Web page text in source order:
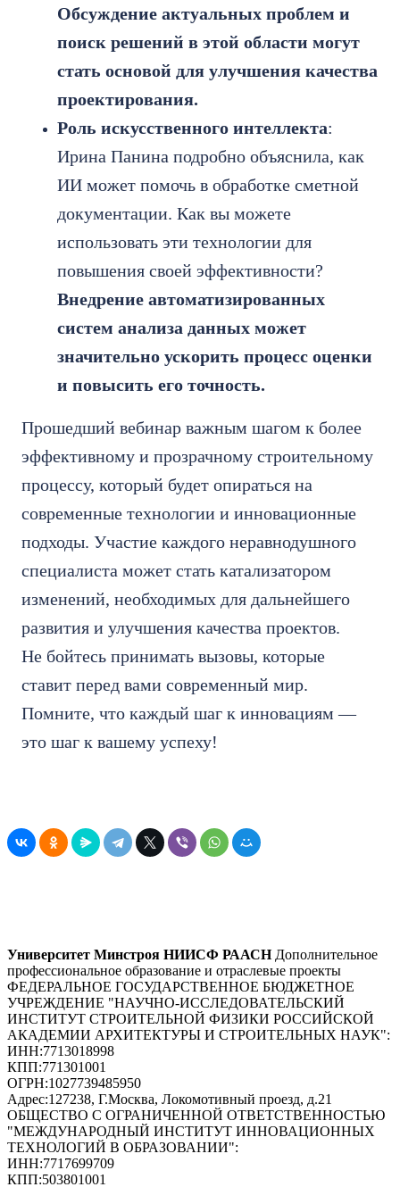
Обсуждение актуальных проблем и
поиск решений в этой области могут
стать основой для улучшения качества
проектирования.
Роль искусственного интеллекта:
Ирина Панина подробно объяснила, как
ИИ может помочь в обработке сметной
документации. Как вы можете
использовать эти технологии для
повышения своей эффективности?
Внедрение автоматизированных
систем анализа данных может
значительно ускорить процесс оценки
и повысить его точность.
Прошедший вебинар важным шагом к более
эффективному и прозрачному строительному
процессу, который будет опираться на
современные технологии и инновационные
подходы. Участие каждого неравнодушного
специалиста может стать катализатором
изменений, необходимых для дальнейшего
развития и улучшения качества проектов.
Не бойтесь принимать вызовы, которые
ставит перед вами современный мир.
Помните, что каждый шаг к инновациям —
это шаг к вашему успеху!
Университет Минстроя НИИСФ РААСН Дополнительное
профессиональное образование и отраслевые проекты
ФЕДЕРАЛЬНОЕ ГОСУДАРСТВЕННОЕ БЮДЖЕТНОЕ
УЧРЕЖДЕНИЕ "НАУЧНО-ИССЛЕДОВАТЕЛЬСКИЙ
ИНСТИТУТ СТРОИТЕЛЬНОЙ ФИЗИКИ РОССИЙСКОЙ
АКАДЕМИИ АРХИТЕКТУРЫ И СТРОИТЕЛЬНЫХ НАУК":
ИНН:7713018998
КПП:771301001
ОГРН:1027739485950
Адрес:127238, Г.Москва, Локомотивный проезд, д.21
ОБЩЕСТВО С ОГРАНИЧЕННОЙ ОТВЕТСТВЕННОСТЬЮ
"МЕЖДУНАРОДНЫЙ ИНСТИТУТ ИННОВАЦИОННЫХ
ТЕХНОЛОГИЙ В ОБРАЗОВАНИИ":
ИНН:7717699709
КПП:503801001